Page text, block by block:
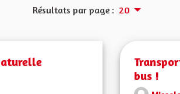
Résultats par page : 20
bus !